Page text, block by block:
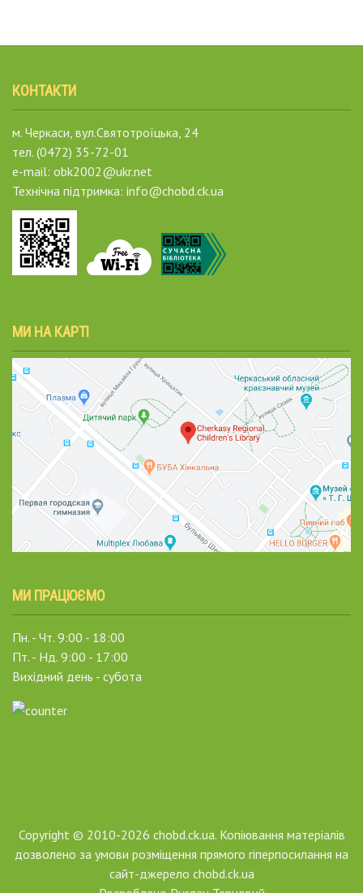
КОНТАКТИ
м. Черкаси, вул.Святотроїцька, 24
тел. (0472) 35-72-01
e-mail: obk2002@ukr.net
Технічна підтримка: info@chobd.ck.ua
МИ НА КАРТІ
МИ ПРАЦЮЄМО
Пн. - Чт. 9:00 - 18:00
Пт. - Нд. 9:00 - 17:00
Вихідний день - субота
Copyright © 2010-2026 chobd.ck.ua. Копіювання матеріалів
дозволено за умови розміщення прямого гіперпосилання на
сайт-джерело chobd.ck.ua